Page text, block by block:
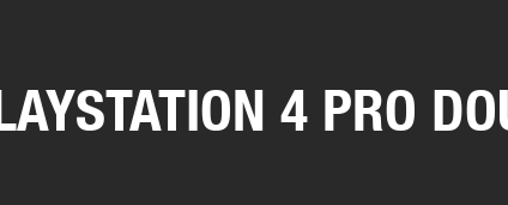
4 PRO